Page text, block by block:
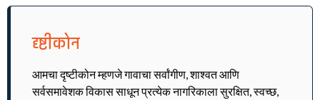
दृष्टीकोन
आमचा दृष्टीकोन म्हणजे गावाचा सर्वांगीण, शाश्वत आणि
सर्वसमावेशक विकास साधून प्रत्येक नागरिकाला सुरक्षित, स्वच्छ,